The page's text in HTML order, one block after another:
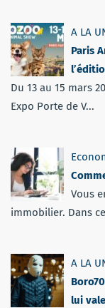
A LA
Paris
Du 13 au 15 mars
Expo Porte de V...
Vous
immobilier. Dans
A LA
lui